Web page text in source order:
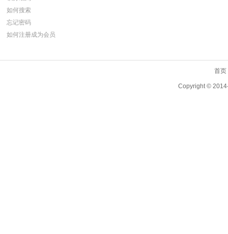
如何搜索
忘记密码
如何注册成为会员
首页
Copyright ©